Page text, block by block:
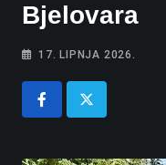
Bjelovara
17. LIPNJA 2026.